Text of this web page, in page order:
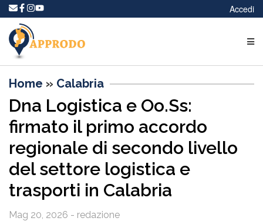
Accedi
Home » Calabria
Dna Logistica e Oo.Ss:
firmato il primo accordo
regionale di secondo livello
del settore logistica e
trasporti in Calabria
Mag 20, 2026 - redazione